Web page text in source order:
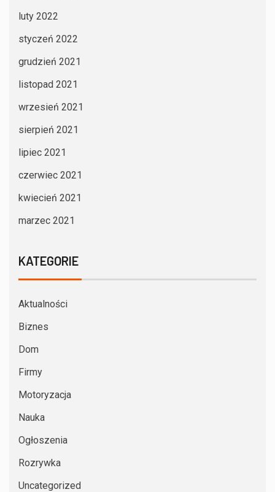
luty 2022
styczeń 2022
grudzień 2021
listopad 2021
wrzesień 2021
sierpień 2021
lipiec 2021
czerwiec 2021
kwiecień 2021
marzec 2021
KATEGORIE
Aktualności
Biznes
Dom
Firmy
Motoryzacja
Nauka
Ogłoszenia
Rozrywka
Uncategorized